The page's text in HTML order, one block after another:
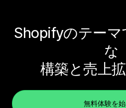
Shopifyのテーマ
な
構築と売上
無料体験を